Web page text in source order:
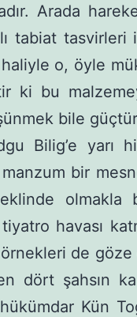
Arada
tabiat tasvirleri
o, öyle
ki bu
bile
Bilig’e yarı
bir
olmakla
havası
de
dört şahsın
Kün